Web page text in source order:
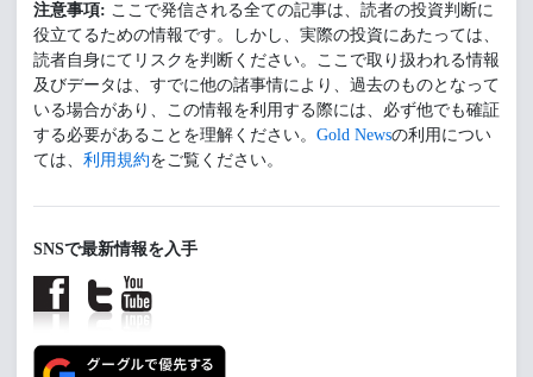
注意事項: ここで発信される全ての記事は、読者の投資判断に
役立てるための情報です。しかし、実際の投資にあたっては、
読者自身にてリスクを判断ください。ここで取り扱われる情報
及びデータは、すでに他の諸事情により、過去のものとなって
いる場合があり、この情報を利用する際には、必ず他でも確証
する必要があることを理解ください。 Gold Newsの利用につい
ては、 利用規約をご覧ください。
SNSで最新情報を入手